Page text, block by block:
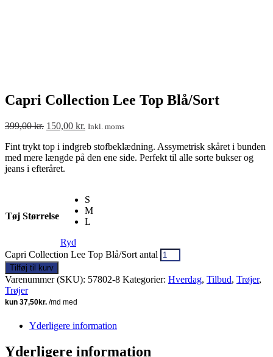
Capri Collection Lee Top Blå/Sort
399,00kr. 150,00 kr. Inkl. moms
Fint trykt top i indgreb stofbeklædning. Assymetrisk skåret i bunden
med mere længde på den ene side. Perfekt til alle sorte bukser og
jeans i efteråret.
Tøj Størrelse
S
M
L
Ryd
Capri Collection Lee Top Blå/Sort antal
Tilføj til kurv
Varenummer (SKU): 57802-8 Kategorier: Hverdag, Tilbud, Trøjer,
Trøjer
Yderligere information
Yderligere information